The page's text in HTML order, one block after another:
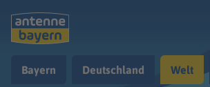
Nachrichten
Bayern Deutschland Welt